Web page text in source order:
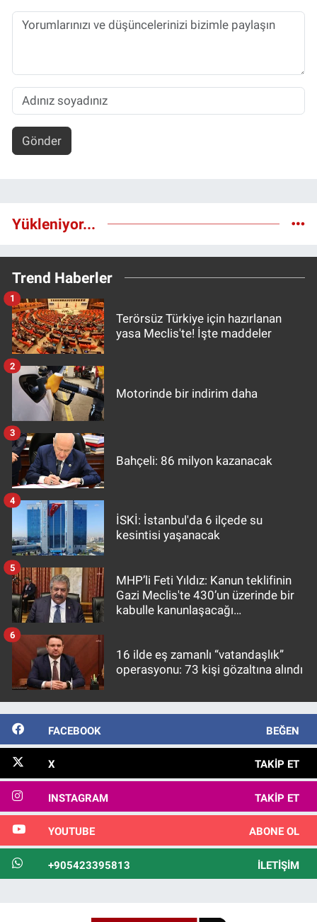
Gönder
Yükleniyor...
Trend Haberler
Terörsüz Türkiye için hazırlanan
yasa Meclis'te! İşte maddeler
1
Motorinde bir indirim daha
2
Bahçeli: 86 milyon kazanacak
3
İSKİ: İstanbul'da 6 ilçede su
kesintisi yaşanacak
4
MHP’li Feti Yıldız: Kanun teklifinin
Gazi Meclis'te 430’un üzerinde bir
kabulle kanunlaşacağı
5
16 ilde eş zamanlı “vatandaşlık”
operasyonu: 73 kişi gözaltına alındı
6
FACEBOOK BEĞEN
X TAKIP ET
INSTAGRAM TAKIP ET
YOUTUBE ABONE OL
+905423395813 İLETIŞIM